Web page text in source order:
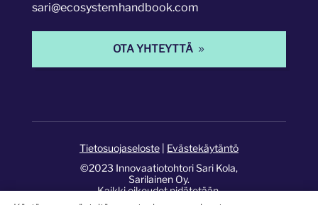
sari@ecosystemhandbook.com
OTA YHTEYTTÄ
©2023 Innovaatiotohtori Sari Kola,
Sarilainen Oy.
Kaikki oikeudet pidätetään.
Tietosuojaseloste| Evästekäytäntö